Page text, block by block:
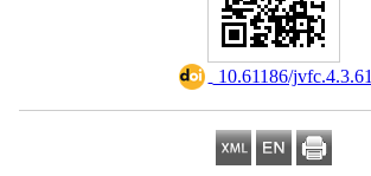
‎ 10.61186/jvfc.4.3.61